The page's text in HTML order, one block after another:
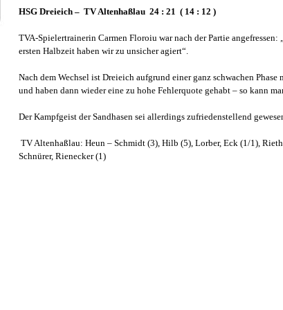
HSG Dreieich – TV Altenhaßlau 24 : 21 ( 14 : 12 )
TVA-Spielertrainerin Carmen Floroiu war nach der Partie
ersten Halbzeit haben wir zu unsicher agiert“.
Nach dem Wechsel ist Dreieich aufgrund einer ganz schwachen
und haben dann wieder eine zu hohe Fehlerquote gehabt – so kann
Der Kampfgeist der Sandhasen sei allerdings zufriedenstellend
TV Altenhaßlau: Heun – Schmidt (3), Hilb (5), Lorber, Eck (1/1),
Schnürer, Rienecker (1)